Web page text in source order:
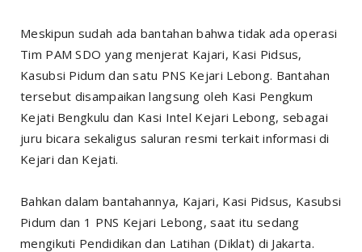
Meskipun sudah ada bantahan bahwa tidak ada operasi
Tim PAM SDO yang menjerat Kajari, Kasi Pidsus,
Kasubsi Pidum dan satu PNS Kejari Lebong. Bantahan
tersebut disampaikan langsung oleh Kasi Pengkum
Kejati Bengkulu dan Kasi Intel Kejari Lebong, sebagai
juru bicara sekaligus saluran resmi terkait informasi di
Kejari dan Kejati.
Bahkan dalam bantahannya, Kajari, Kasi Pidsus, Kasubsi
Pidum dan 1 PNS Kejari Lebong, saat itu sedang
mengikuti Pendidikan dan Latihan (Diklat) di Jakarta.